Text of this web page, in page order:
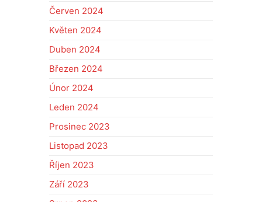
Červen 2024
Květen 2024
Duben 2024
Březen 2024
Únor 2024
Leden 2024
Prosinec 2023
Listopad 2023
Říjen 2023
Září 2023